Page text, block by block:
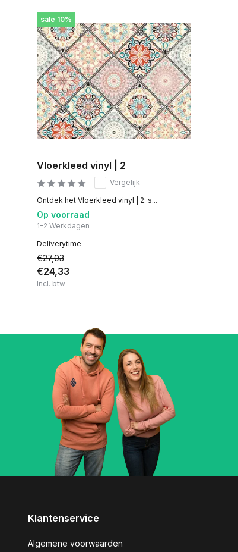
sale 10%
Vloerkleed vinyl | 2
Vergelijk
Ontdek het Vloerkleed vinyl | 2: s...
Op voorraad
1-2 Werkdagen
Deliverytime
€27,03
€24,33
Incl. btw
Klantenservice
Algemene voorwaarden